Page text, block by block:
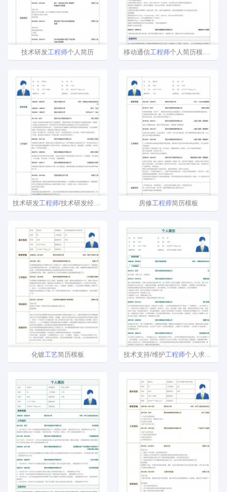
技术研发工程师个人简历 移动通信工程师个人简历模板范文
技术研发工程师/技术研发经理/主管个人简历模板 房修工程师简历模板
化镀工艺简历模板 技术支持/维护工程师个人求职简历模板